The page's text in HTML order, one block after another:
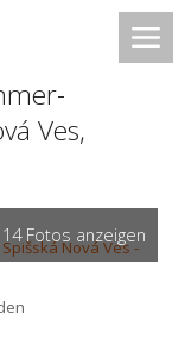
Ves,
14 Fotos anzeigen